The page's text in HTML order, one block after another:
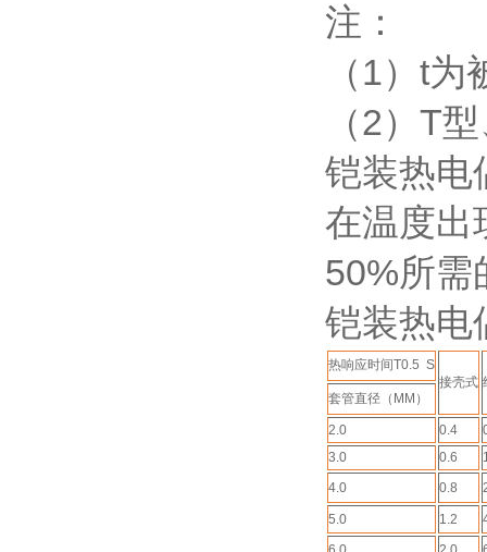
注：
（1）t
（2）T
铠装热
在温度出
50%所需
铠装热电
热响应时间T0.5 S
接壳式
套管直径（MM）
2.0 0.4
3.0
0.6
4.0
0.8
5.0 1.2